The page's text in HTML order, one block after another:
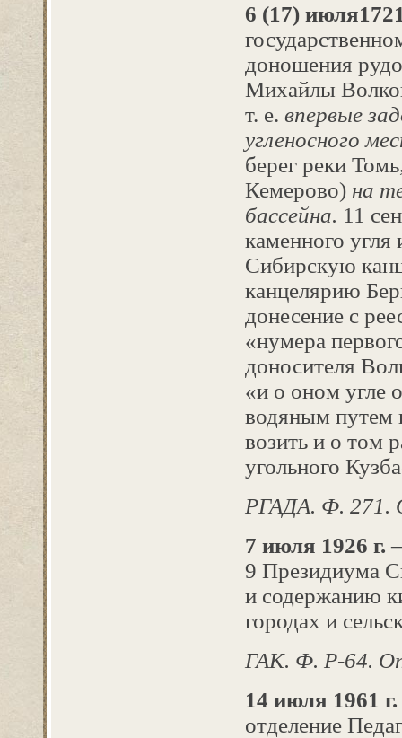
6 (17) июля
доношения
Михайлы
т. е. впервые
угленосного
берег реки
Кемерово) на
бассейна. 11
каменного угля
Сибирскую
канцелярию
донесение с
«нумера
доносителя
«и о оном угле
водяным путем
возить и о том
угольного
РГАДА. Ф. 271.
7 июля 1926 г.
9 Президиума
и содержанию
городах и
ГАК. Ф. Р-64.
14 июля 1961 г.
отделение